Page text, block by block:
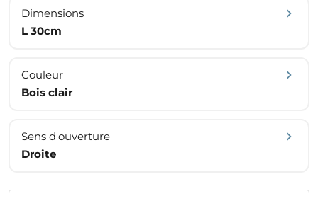
Dimensions
L 30cm
Couleur
Bois clair
Sens d'ouverture
Droite